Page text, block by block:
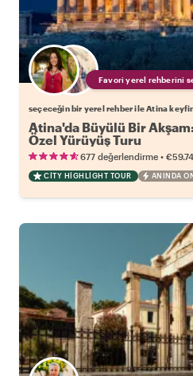
Favori yerel rehberini
seçeceğin bir yerel rehber ile Atina
Atina'da Büyülü Bir
Özel Yürüyüş Turu
677 değerlendirme • €59.74
CITY HIGHLIGHT TOUR ANINDA